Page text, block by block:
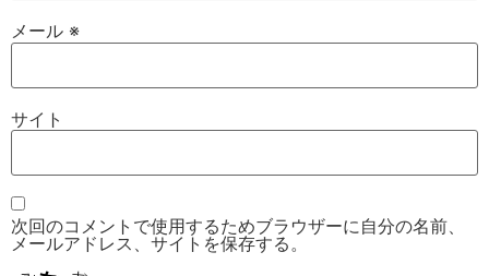
メール ※
サイト
次回のコメントで使用するためブラウザーに自分の名前、
メールアドレス、サイトを保存する。